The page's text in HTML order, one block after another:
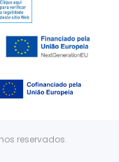
reservados.